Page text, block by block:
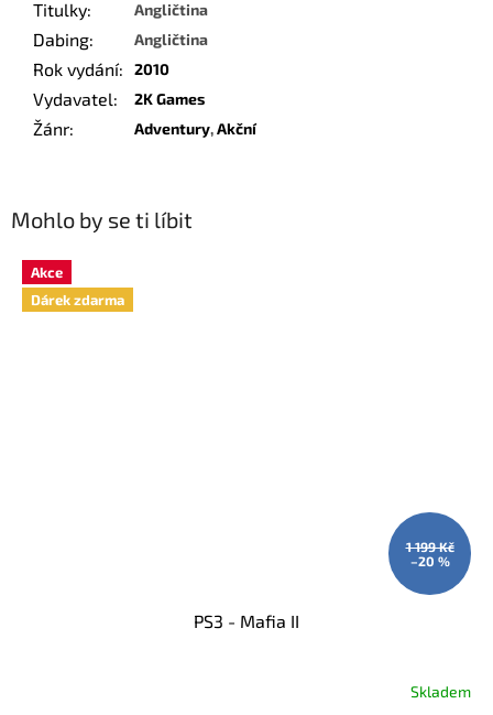
Mohlo by se ti líbit
Akce
Dárek zdarma
1 199 Kč
–20 %
PS3 - Mafia II
Skladem
Titulky: Angličtina
Dabing: Angličtina
Rok vydání: 2010
Vydavatel: 2K Games
Žánr: Adventury,Akční